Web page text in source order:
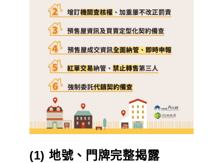
(1) 地號、門牌完整揭露